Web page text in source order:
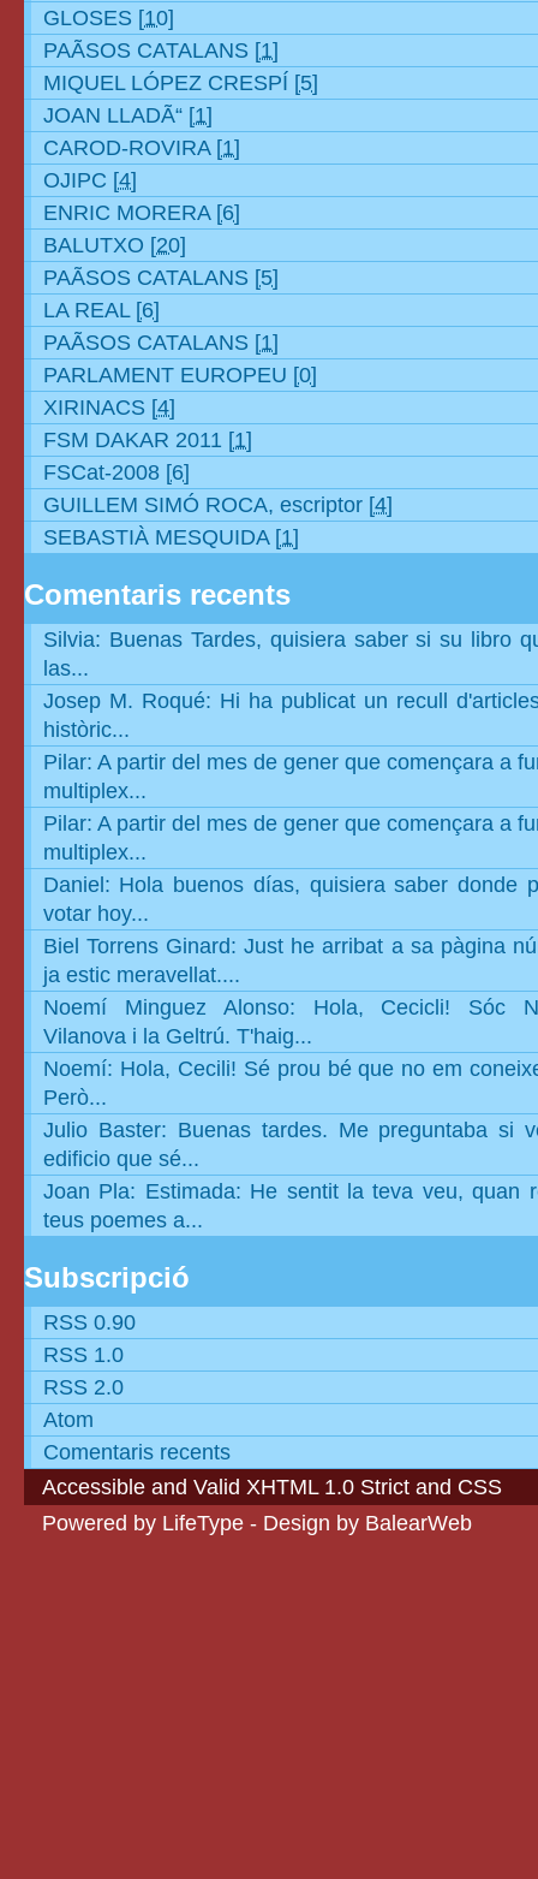
GLOSES [10]
PAÃSOS CATALANS [1]
MIQUEL LÓPEZ CRESPÍ [5]
JOAN LLADÃ“ [1]
CAROD-ROVIRA [1]
OJIPC [4]
ENRIC MORERA [6]
BALUTXO [20]
PAÃSOS CATALANS [5]
LA REAL [6]
PAÃSOS CATALANS [1]
PARLAMENT EUROPEU [0]
XIRINACS [4]
FSM DAKAR 2011 [1]
FSCat-2008 [6]
GUILLEM SIMÓ ROCA, escriptor [4]
SEBASTIÀ MESQUIDA [1]
Comentaris recents
Silvia: Buenas Tardes, quisiera saber si su libro
las...
Josep M. Roqué: Hi ha publicat un recull
històric...
Pilar: A partir del mes de gener que començara a
multiplex...
Pilar: A partir del mes de gener que començara a
multiplex...
Daniel: Hola buenos días, quisiera saber donde
votar hoy...
Biel Torrens Ginard: Just he arribat a sa pàgina
ja estic meravellat....
Noemí Minguez Alonso: Hola, Cecicli! Sóc
Vilanova i la Geltrú. T'haig...
Noemí: Hola, Cecili! Sé prou bé que no em
Però...
Julio Baster: Buenas tardes. Me preguntaba si
edificio que sé...
Joan Pla: Estimada: He sentit la teva veu, quan
teus poemes a...
Subscripció
RSS 0.90
RSS 1.0
RSS 2.0
Atom
Comentaris recents
Accessibleand Valid XHTML 1.0 Strictand CSS
Powered by LifeType- Design by BalearWeb